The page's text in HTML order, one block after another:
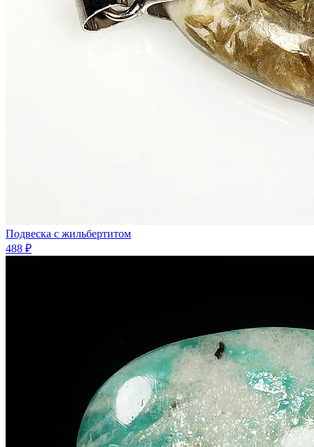
Подвеска с жильбертитом
488 ₽